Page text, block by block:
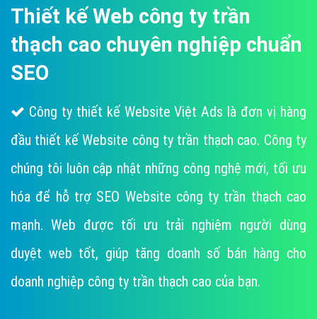
Thiết kế Web công ty trần
thạch cao chuyên nghiệp chuẩn
SEO
Công ty thiết kế Website Việt Ads là đơn vị hàng
đầu thiết kế Website công ty trần thạch cao. Công ty
chúng tôi luôn cập nhật những công nghệ mới, tối ưu
hóa để hỗ trợ SEO Website công ty trần thạch cao
mạnh. Web được tối ưu trải nghiệm người dùng
duyệt web tốt, giúp tăng doanh số bán hàng cho
doanh nghiệp công ty trần thạch cao của bạn.